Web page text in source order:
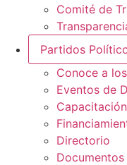
Comité de
Partidos
Conoce a
Eventos de
Capacitación
Directorio